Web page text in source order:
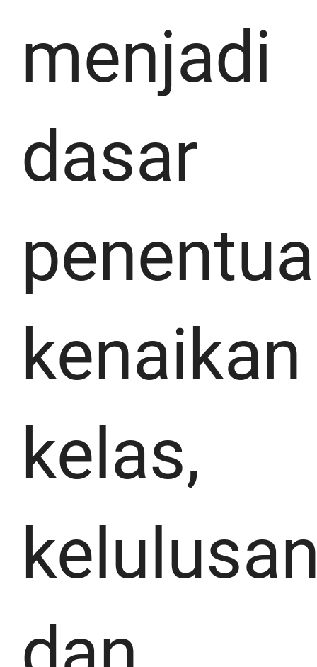
menjadi
dasar
kenaikan
kelas,